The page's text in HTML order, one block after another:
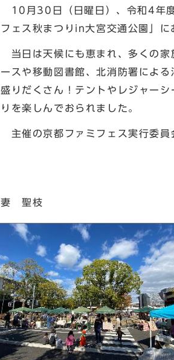
10月30日（日曜日）、令和4年
フェス秋まつりin大宮交通公園」に
当日は天候にも恵まれ、多くの家
ースや移動図書館、北消防署によ
盛りだくさん！テントやレジャー
りを楽しんでおられました。
主催の京都ファミフェス実行委員
北
妻 聖枝